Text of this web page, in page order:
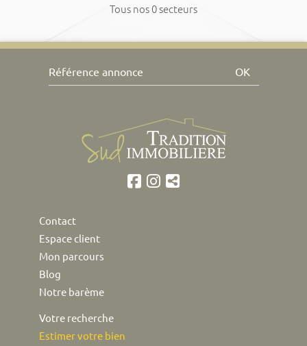
Tous nos 0 secteurs
OK
Contact
Espace client
Mon parcours
Blog
Notre barème
Votre recherche
Estimer votre bien